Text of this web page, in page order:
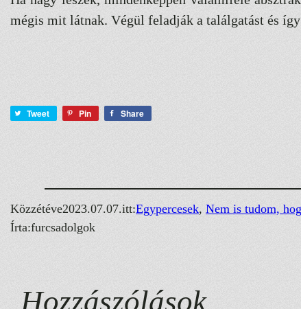
mégis mit látnak. Végül feladják a találgatást és
Tweet Pin Share
Közzétéve2023.07.07.itt:Egypercesek, Nem is tudom,
Írta:furcsadolgok
Hozzászólások